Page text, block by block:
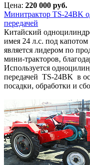
Цена: 220 000 руб.
Минитрактор TS-24BK
передачей
Китайский
имея 24 л.с. под
является лидером по
мини-тракторов,
Используется
передачей TS-24BK в
посадки, обработки и